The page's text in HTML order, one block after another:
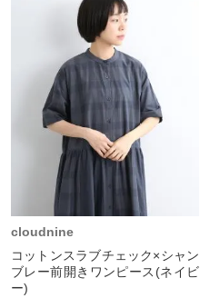
cloudnine
コットンスラブチェック×シャン
ブレー前開きワンピース(ネイビ
ー)